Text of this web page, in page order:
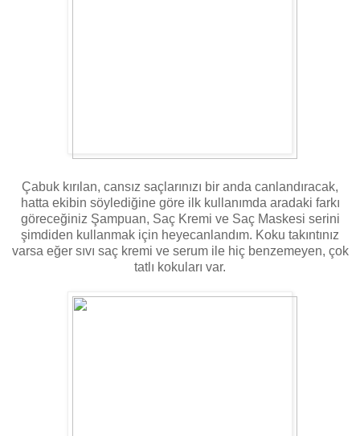
Çabuk kırılan, cansız saçlarınızı bir anda canlandıracak,
hatta ekibin söylediğine göre ilk kullanımda aradaki farkı
göreceğiniz Şampuan, Saç Kremi ve Saç Maskesi serini
şimdiden kullanmak için heyecanlandım. Koku takıntınız
varsa eğer sıvı saç kremi ve serum ile hiç benzemeyen, çok
tatlı kokuları var.